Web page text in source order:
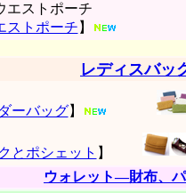
エストポーチ
ストポーチ 】
レディスバッ
ーバッグ】
とポシェット 】
ウォレット―財布、